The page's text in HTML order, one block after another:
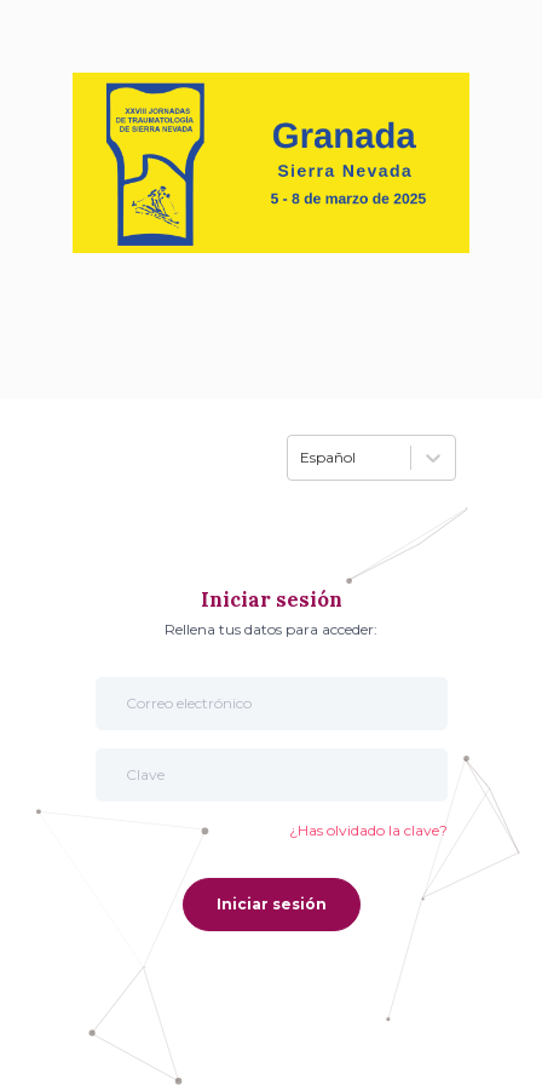
Español
Iniciar sesión
Rellena tus datos para acceder:
¿Has olvidado la clave?
Iniciar sesión